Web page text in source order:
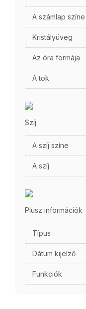
A számlap színe
Kristályüveg
Az óra formája
A tok
Szíj
A szíj színe
A szíj
Plusz információk
Típus
Dátum kijelző
Funkciók